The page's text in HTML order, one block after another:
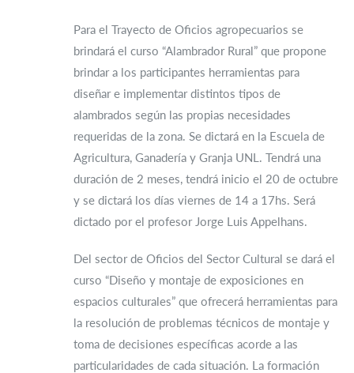
Para el Trayecto de Oficios agropecuarios se
brindará el curso “Alambrador Rural” que propone
brindar a los participantes herramientas para
diseñar e implementar distintos tipos de
alambrados según las propias necesidades
requeridas de la zona. Se dictará en la Escuela de
Agricultura, Ganadería y Granja UNL. Tendrá una
duración de 2 meses, tendrá inicio el 20 de octubre
y se dictará los días viernes de 14 a 17hs. Será
dictado por el profesor Jorge Luis Appelhans.
Del sector de Oficios del Sector Cultural se dará el
curso “Diseño y montaje de exposiciones en
espacios culturales” que ofrecerá herramientas para
la resolución de problemas técnicos de montaje y
toma de decisiones específicas acorde a las
particularidades de cada situación. La formación